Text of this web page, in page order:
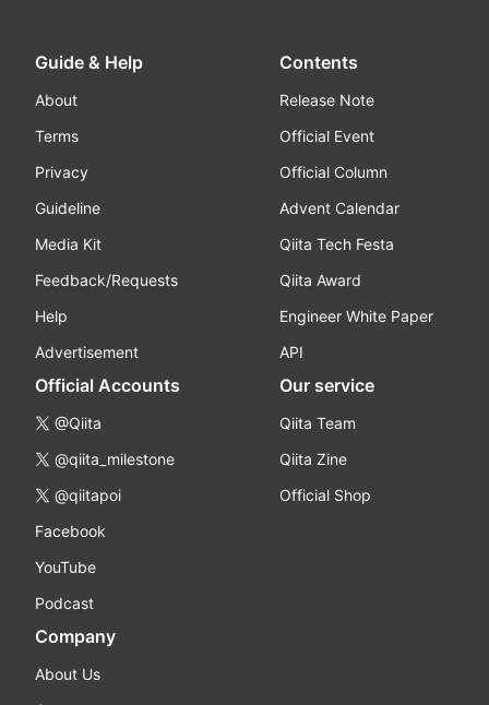
Guide & Help
About
Terms
Privacy
Guideline
Media Kit
Feedback/Requests
Help
Advertisement
Contents
Release Note
Official Event
Official Column
Advent Calendar
Qiita Tech Festa
Qiita Award
Engineer White Paper
API
Official Accounts
@Qiita
@qiita_milestone
@qiitapoi
Facebook
YouTube
Podcast
Our service
Qiita Team
Qiita Zine
Official Shop
Company
About Us